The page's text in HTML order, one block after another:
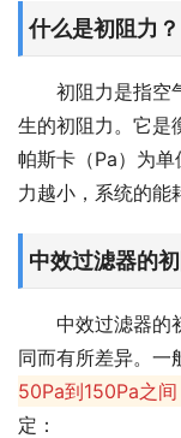
什么是初阻力？
初阻力是指空
生的初阻力。它是
帕斯卡（Pa）为
力越小，系统的能
中效过滤器的
中效过滤器的
同而有所差异。一
50Pa到150Pa之间
定：